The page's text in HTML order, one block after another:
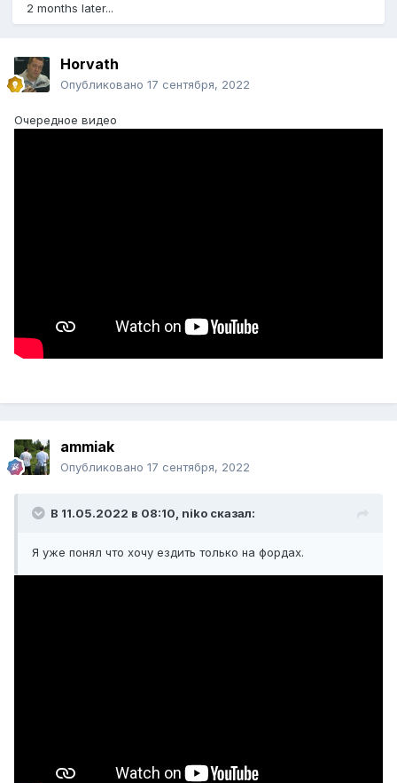
2 months later...
Horvath
Опубликовано 17 сентября, 2022
Очередное видео
ammiak
Опубликовано 17 сентября, 2022
В 11.05.2022 в 08:10, niko сказал:
Я уже понял что хочу ездить только на фордах.